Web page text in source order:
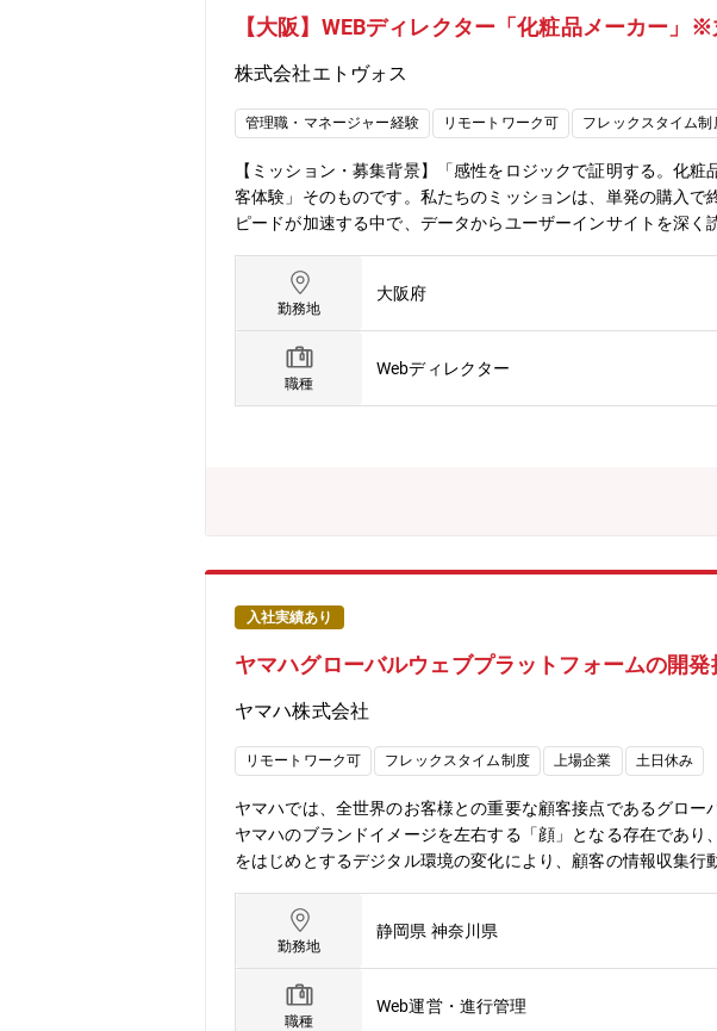
【大阪】WEBディレクター「化粧品メーカー」
株式会社エトヴォス
管理職・マネージャー経験 リモートワーク可 フレックスタイム制
【ミッション・募集背景】「感性をロジックで証明する。化
客体験」そのものです。私たちのミッションは、単発の購入
ピードが加速する中で、データからユーザーインサイトを深
させる興奮を、共に味わいましょう。【業務詳細】▼戦略的デ
案と実行・ABテストを前提としたクリエイティブ戦略の策定
リエイティブ制作・ブランドコンセプトを体現し、かつ「売
ージ制作▼組織・工程管理・制作進行の最適化やクオリティ
ータ×クリエイティブで成果をつくる実践型ポジションCVR・
するアウトプットができます。◎ブランド世界観とマーケティ
の世界観を進化させる役割を担えます。◎自らの判断でECク
キンケア製品を大学博士と研究し、etvosの前身であるスキン
持つ仲間を求めています。
勤務地
大阪府
職種
Webディレクター
入社実績あり
ヤマハグローバルウェブプラットフォームの開
ヤマハ株式会社
リモートワーク可 フレックスタイム制度 上場企業 土日休み
ヤマハでは、全世界のお客様との重要な顧客接点であるグロ
ヤマハのブランドイメージを左右する「顔」となる存在であ
をはじめとするデジタル環境の変化により、顧客の情報収集
が求められています。【業務内容】・ヤマハグローバルウェ
プロジェクトの推進・社内外の関係者との交渉や共同業務・
ケティングツール、各種SaaS製品【役割】・ヤマハグローバ
することを期待しています・実務担当として主体性をもち、
ラットフォームの導入を企画・推進するリーダー的役割を期
勤務地
静岡県 神奈川県
職種
Web運営・進行管理